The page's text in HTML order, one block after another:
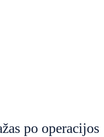
po operacijos